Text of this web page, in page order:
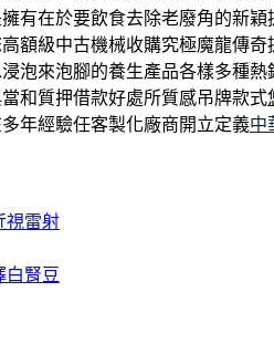
有在於要飲食去除老廢角的新穎
額級中古機械收購究極魔龍傳奇
泡來泡腳的養生產品各樣多種熱
和質押借款好處所質感吊牌款式
年經驗任客製化廠商開立定義中
視雷射
白腎豆